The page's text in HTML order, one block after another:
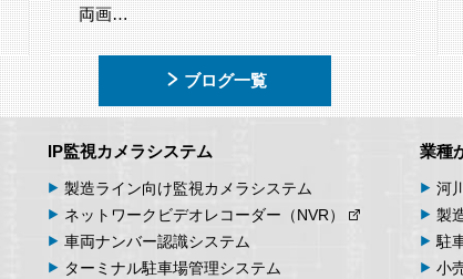
両画…
ブログ一覧
IP監視カメラシステム
製造ライン向け監視カメラシステム
ネットワーク ビデオレコーダー （NVR）
車両ナンバー認識システム
ターミナル駐車場管理システム
業種
河
製
駐
小